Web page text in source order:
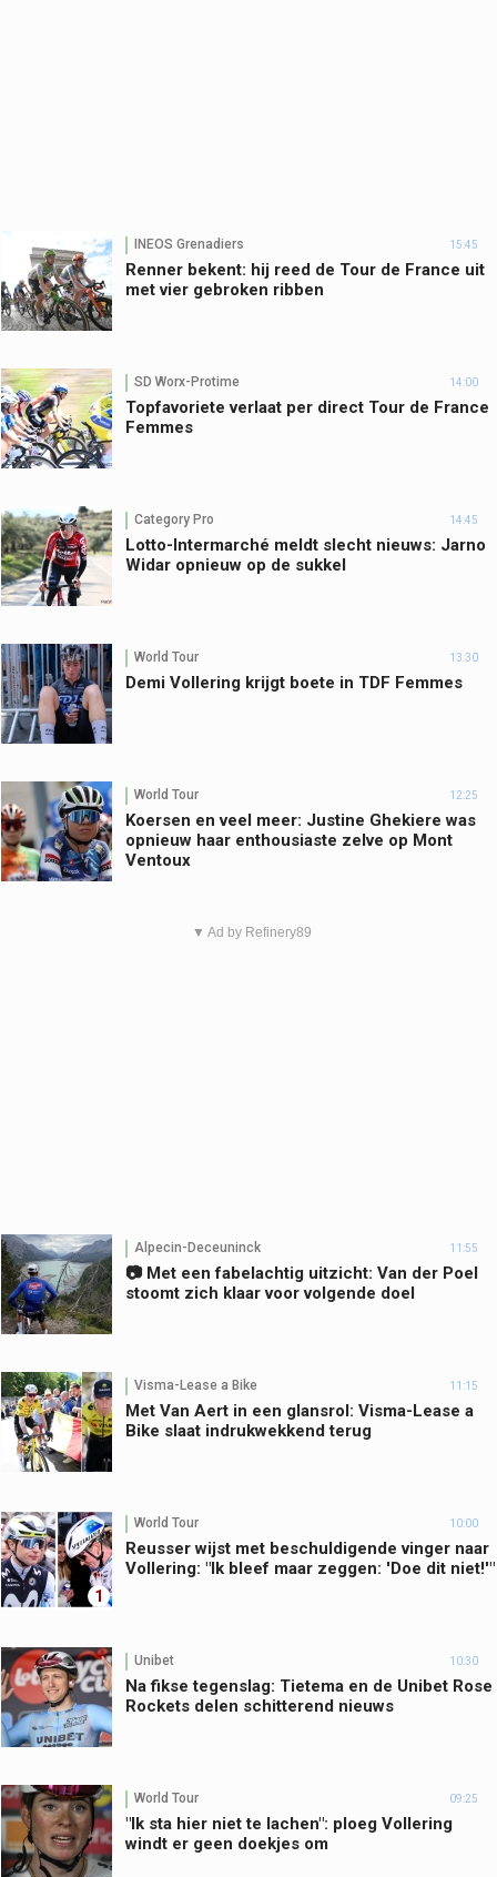
INEOS Grenadiers 15:45
Renner bekent: hij reed de Tour de France uit
met vier gebroken ribben
SD Worx-Protime 14:00
Topfavoriete verlaat per direct Tour de France
Femmes
Category Pro 14:45
Lotto-Intermarché meldt slecht nieuws: Jarno
Widar opnieuw op de sukkel
World Tour 13:30
Demi Vollering krijgt boete in TDF Femmes
World Tour 12:25
Koersen en veel meer: Justine Ghekiere was
opnieuw haar enthousiaste zelve op Mont
Ventoux
▼ Ad by Refinery89
Alpecin-Deceuninck 11:55
📷 Met een fabelachtig uitzicht: Van der Poel
stoomt zich klaar voor volgende doel
Visma-Lease a Bike 11:15
Met Van Aert in een glansrol: Visma-Lease a
Bike slaat indrukwekkend terug
1
World Tour 10:00
Reusser wijst met beschuldigende vinger naar
Vollering: "Ik bleef maar zeggen: 'Doe dit niet!'"
Unibet 10:30
Na fikse tegenslag: Tietema en de Unibet Rose
Rockets delen schitterend nieuws
World Tour 09:25
"Ik sta hier niet te lachen": ploeg Vollering
windt er geen doekjes om